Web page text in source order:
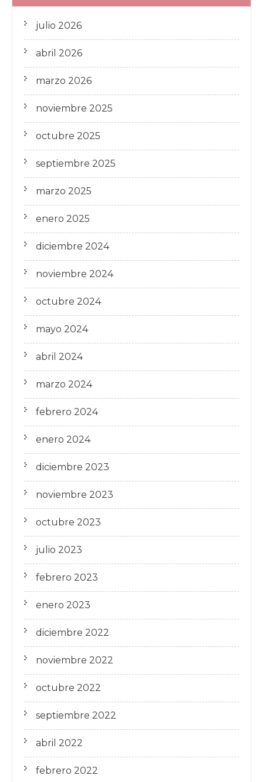
julio 2026
abril 2026
marzo 2026
noviembre 2025
octubre 2025
septiembre 2025
marzo 2025
enero 2025
diciembre 2024
noviembre 2024
octubre 2024
mayo 2024
abril 2024
marzo 2024
febrero 2024
enero 2024
diciembre 2023
noviembre 2023
octubre 2023
julio 2023
febrero 2023
enero 2023
diciembre 2022
noviembre 2022
octubre 2022
septiembre 2022
abril 2022
febrero 2022